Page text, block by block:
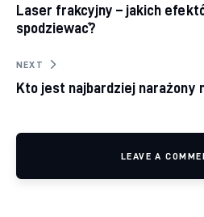
Laser frakcyjny – jakich
spodziewać?
NEXT
Kto jest najbardziej narażony
LEAVE A